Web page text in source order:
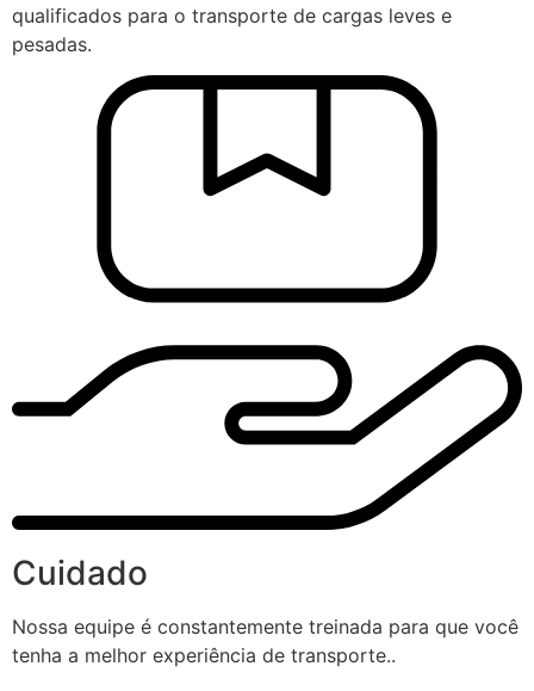
qualificados para o transporte de cargas leves e
pesadas.
Cuidado
Nossa equipe é constantemente treinada para que você
tenha a melhor experiência de transporte..